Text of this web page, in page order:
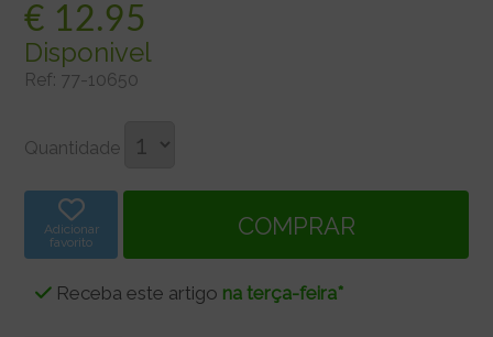
€ 12.95
Disponivel
Ref: 77-10650
Quantidade
Adicionar
favorito
Receba este artigo na terça-feira*